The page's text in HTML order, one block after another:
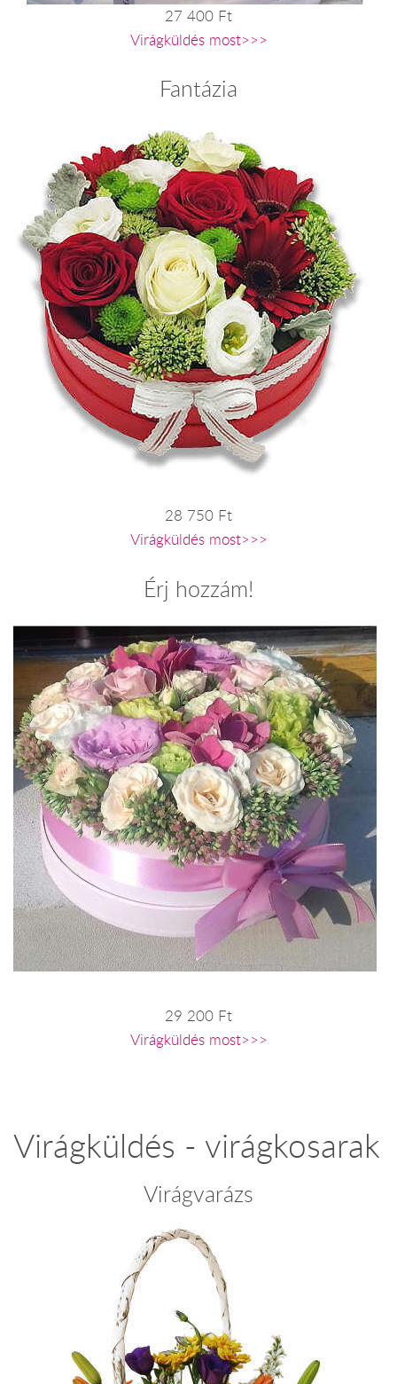
27 400 Ft
Virágküldés most>>>
Fantázia
28 750 Ft
Virágküldés most>>>
Érj hozzám!
29 200 Ft
Virágküldés most>>>
Virágküldés - virágkosarak
Virágvarázs